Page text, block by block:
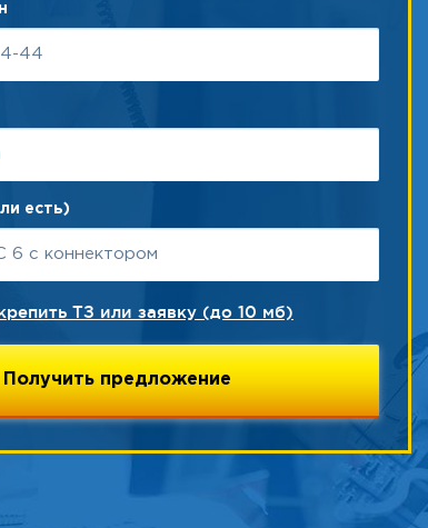
есть)
ТЗ или заявку (до 10 мб)